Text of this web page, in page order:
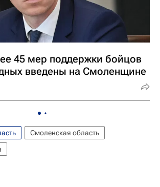
45 мер поддержки бойцов
введены на Смоленщине
Смоленская область